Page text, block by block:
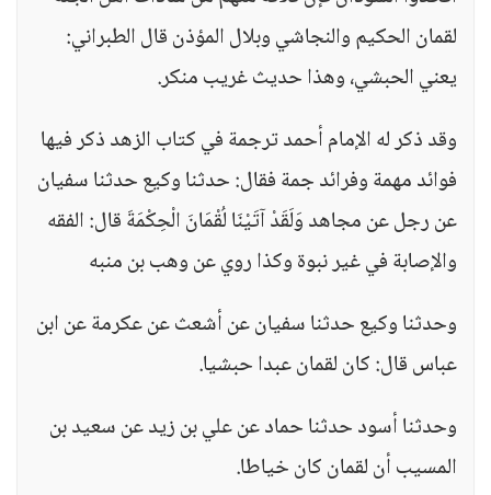
لقمان الحكيم والنجاشي وبلال المؤذن قال الطبراني:
يعني الحبشي، وهذا حديث غريب منكر.
وقد ذكر له الإمام أحمد ترجمة في كتاب الزهد ذكر فيها
فوائد مهمة وفرائد جمة فقال: حدثنا وكيع حدثنا سفيان
عن رجل عن مجاهد وَلَقَدْ آتَيْنَا لُقْمَانَ الْحِكْمَةَ قال: الفقه
والإصابة في غير نبوة وكذا روي عن وهب بن منبه
وحدثنا وكيع حدثنا سفيان عن أشعث عن عكرمة عن ابن
عباس قال: كان لقمان عبدا حبشيا.
وحدثنا أسود حدثنا حماد عن علي بن زيد عن سعيد بن
المسيب أن لقمان كان خياطا.